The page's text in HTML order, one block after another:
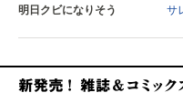
明日クビになりそう サ